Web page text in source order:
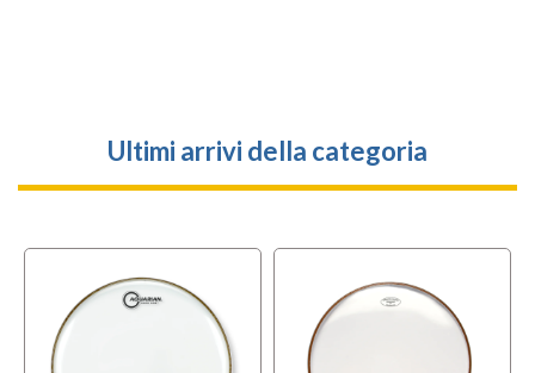
Ultimi arrivi della categoria